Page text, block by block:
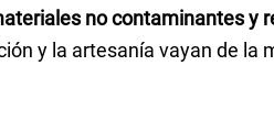
no contaminantes y
y la artesanía vayan de la